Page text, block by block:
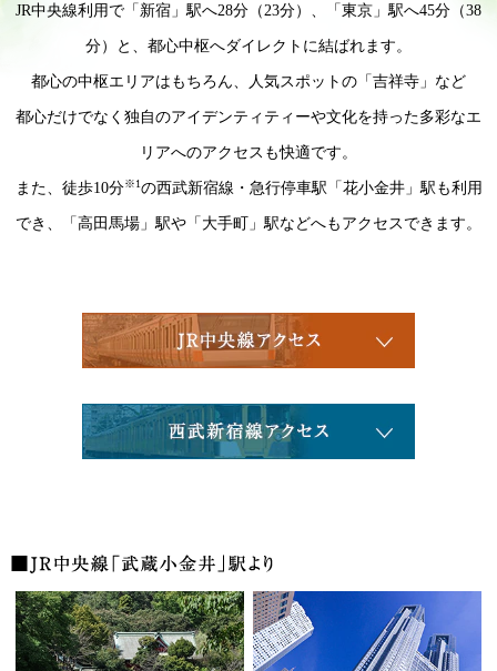
JR中央線利用で「新宿」駅へ28分（23分）、「東京」駅へ45分（38
分）と、都心中枢へダイレクトに結ばれます。
都心の中枢エリアはもちろん、人気スポットの「吉祥寺」など
都心だけでなく独自のアイデンティティーや文化を持った多彩なエ
リアへのアクセスも快適です。
また、徒歩10分※1の西武新宿線・急行停車駅「花小金井」駅も利用
でき、「高田馬場」駅や「大手町」駅などへもアクセスできます。